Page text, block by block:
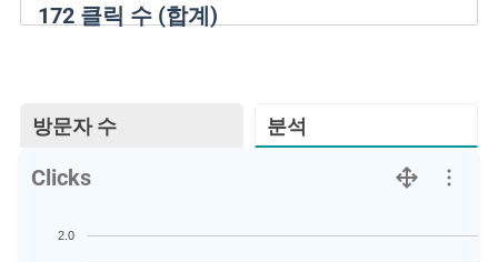
172클릭 수 (합계)
방문자 수 분석
Clicks
2.0